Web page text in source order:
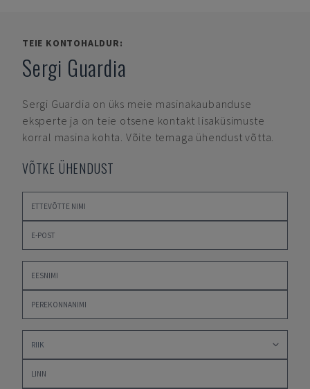
TEIE KONTOHALDUR:
Sergi Guardia
Sergi Guardia on üks meie masinakaubanduse
eksperte ja on teie otsene kontakt lisaküsimuste
korral masina kohta. Võite temaga ühendust võtta.
VÕTKE ÜHENDUST